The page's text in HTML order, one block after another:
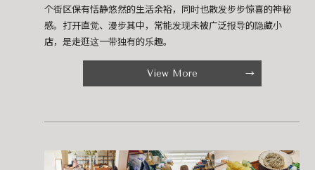
个街区保有恬静悠然的生活余裕，同时也散发步步惊喜的神秘
感。打开直觉、漫步其中，常能发现未被广泛报导的隐藏小
店，是走逛这一带独有的乐趣。
View More